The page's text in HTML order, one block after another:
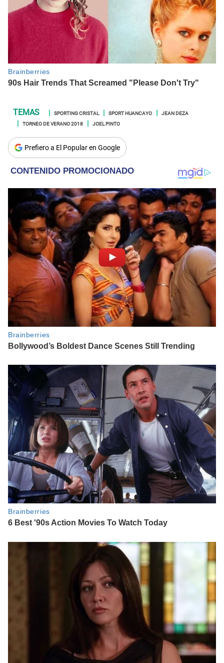
SPORTING CRISTAL SPORT HUANCAYO
JEAN DEZA
TORNEO DE VERANO 2018
JOEL PINTO
Prefiero a El Popular en Google